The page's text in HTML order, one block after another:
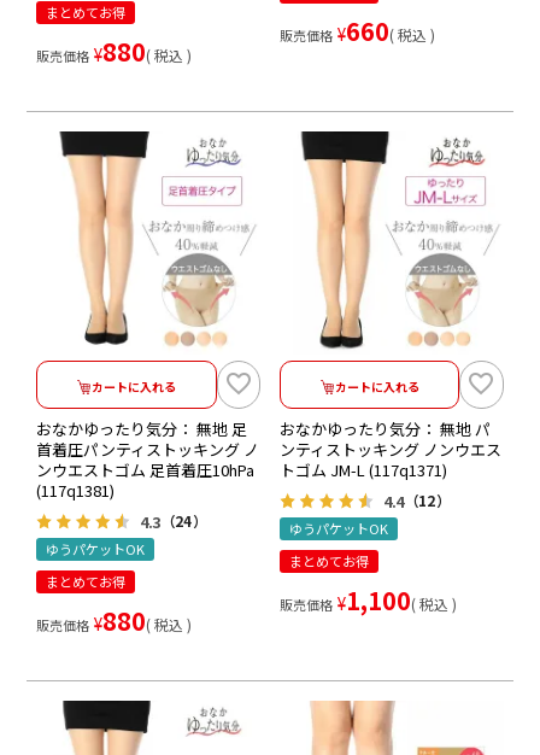
まとめてお得
販売価格 ¥880 税込
販売価格 ¥660 税込
カートに入れる
おなかゆったり気分： 無地 足
首着圧パンティストッキング ノ
ンウエストゴム 足首着圧10hPa
(117q1381)
4.3 （24）
ゆうパケットOK
まとめてお得
販売価格 ¥880 税込
カートに入れる
おなかゆったり気分： 無地 パ
ンティストッキング ノンウエス
トゴム JM-L (117q1371)
4.4（12）
ゆうパケットOK
まとめてお得
販売価格 ¥1,100 税込